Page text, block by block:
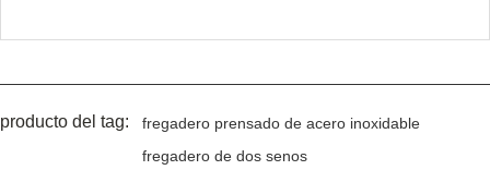
producto del tag:
fregadero prensado de acero inoxidable
fregadero de dos senos